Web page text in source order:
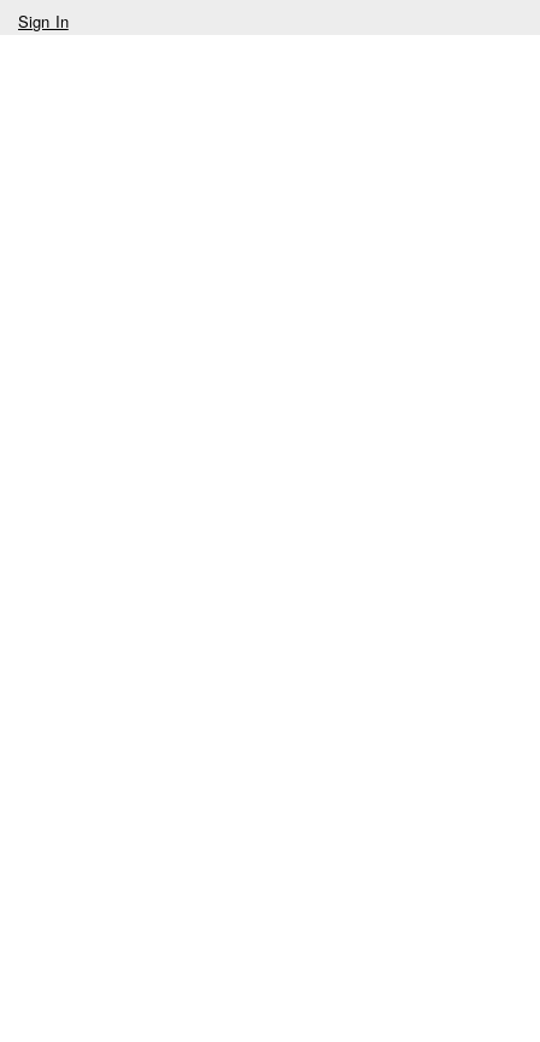
Sign In